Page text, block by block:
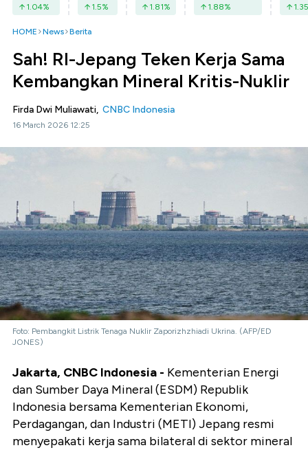
1.04% 1.5% 1.81% 1.88% 1.35
HOME News Berita
Sah! RI-Jepang Teken Kerja Sama
Kembangkan Mineral Kritis-Nuklir
Firda Dwi Muliawati, CNBC Indonesia
16 March 2026 12:25
Foto: Pembangkit Listrik Tenaga Nuklir Zaporizhzhiadi Ukrina. (AFP/ED
JONES)
Jakarta, CNBC Indonesia - Kementerian Energi
dan Sumber Daya Mineral (ESDM) Republik
Indonesia bersama Kementerian Ekonomi,
Perdagangan, dan Industri (METI) Jepang resmi
menyepakati kerja sama bilateral di sektor mineral